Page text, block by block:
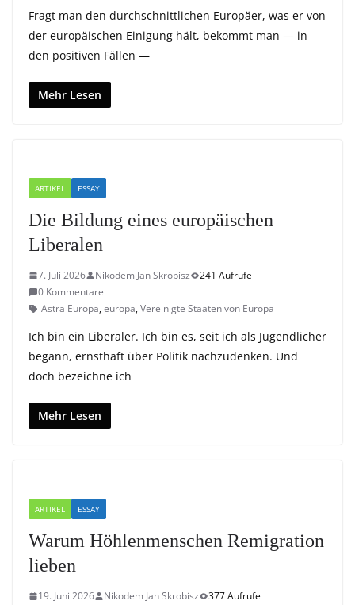
Fragt man den durchschnittlichen Europäer, was er von
der europäischen Einigung hält, bekommt man — in
den positiven Fällen —
Mehr Lesen
ARTIKEL ESSAY
Die Bildung eines europäischen
Liberalen
7. Juli 2026 Nikodem Jan Skrobisz
241 Aufrufe
0 Kommentare
Astra Europa,europa,Vereinigte Staaten von Europa
Ich bin ein Liberaler. Ich bin es, seit ich als Jugendlicher
begann, ernsthaft über Politik nachzudenken. Und
doch bezeichne ich
Mehr Lesen
ARTIKEL ESSAY
Warum Höhlenmenschen Remigration
lieben
19. Juni 2026 Nikodem Jan Skrobisz
377 Aufrufe